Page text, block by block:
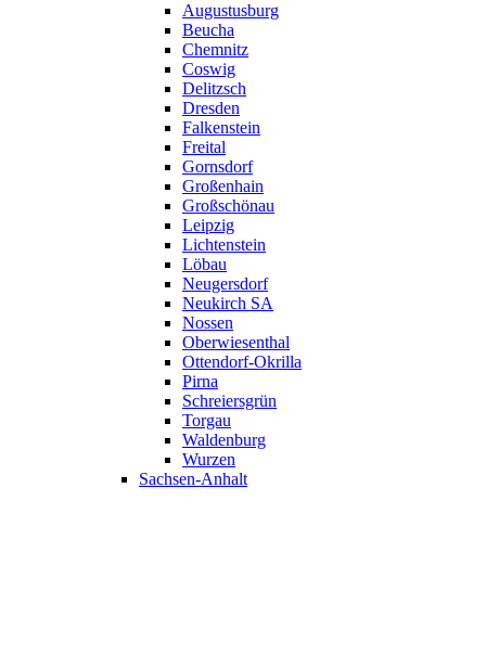
Augustusburg
Beucha
Chemnitz
Coswig
Delitzsch
Dresden
Falkenstein
Freital
Gornsdorf
Großenhain
Großschönau
Leipzig
Lichtenstein
Löbau
Neugersdorf
Neukirch SA
Nossen
Oberwiesenthal
Ottendorf-Okrilla
Pirna
Schreiersgrün
Torgau
Waldenburg
Wurzen
Sachsen-Anhalt